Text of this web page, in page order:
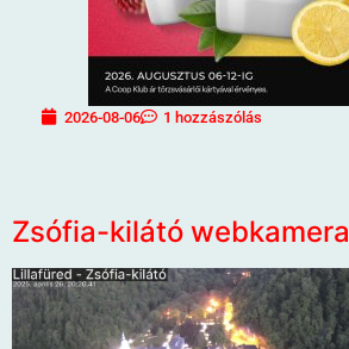
2026-08-06 1 hozzászólás
Zsófia-kilátó webkamera